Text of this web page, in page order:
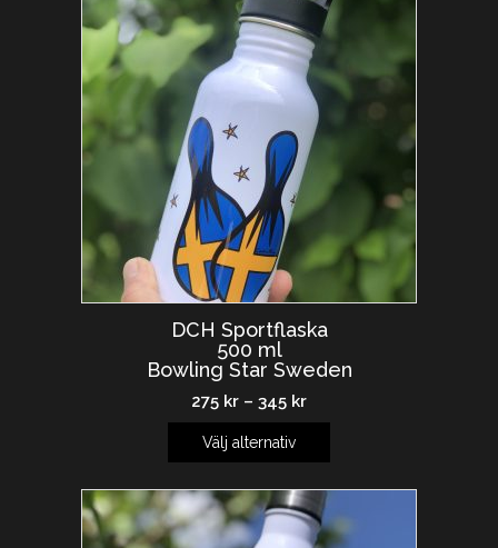
DCH Sportflaska
500 ml
Bowling Star Sweden
275 kr – 345 kr
Välj alternativ